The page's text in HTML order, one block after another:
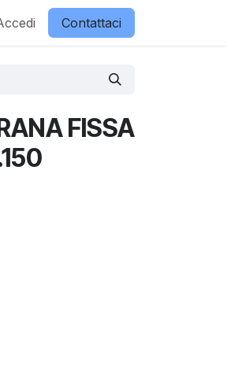
NegozioContattaci
FISSA